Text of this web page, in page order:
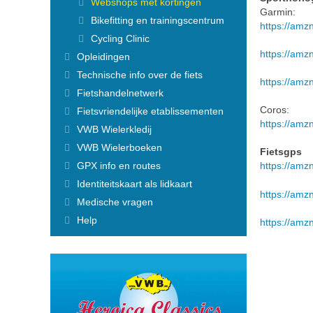
Finaliste Anouk
Finaliste Loes
Vorige Miss Flandriennes
VWB Nieuws
Actueel
Artikels
Veelgestelde vragen / FAQ
Controle lidmaatschap
Nieuw lidmaatschap
Fietsplan voor bedrijven
Wachtwoord vergeten
Verzekering
Fietsbijstand
Reisverslagen - Ontdek
Magazine archief
Lidmaatschap voor heel het gezin
Bikefitting en trainingscentrum
Cycling Clinic
Opleidingen
Technische info over de fiets
Fietshandelnetwerk
Fietsvriendelijke etablissementen
VWB Wielerkledij
VWB Wielerboeken
GPX info en routes
Identiteitskaart als lidkaart
Medische vragen
Help
Garmin:
https://
https://
https://
Coros:
https://
Fietsgps
https://
https://
https://